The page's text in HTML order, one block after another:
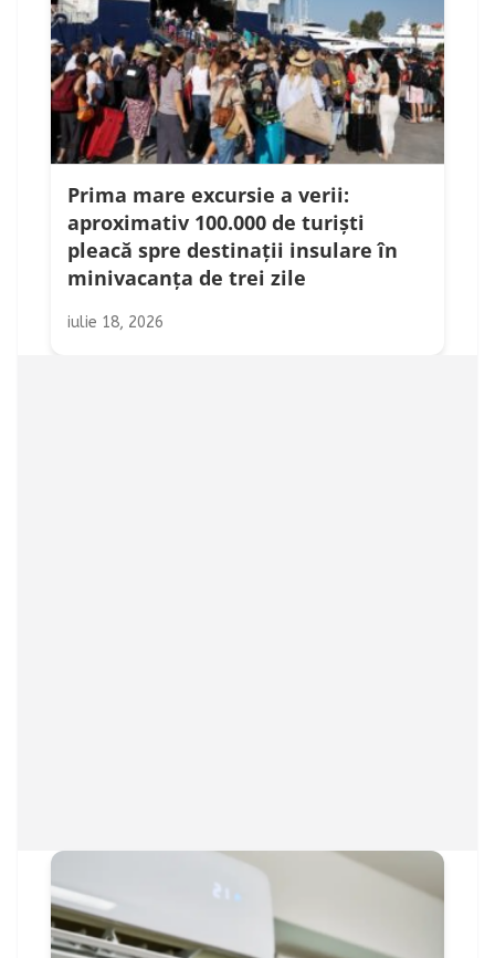
Prima mare excursie a verii:
aproximativ 100.000 de turiști
pleacă spre destinații insulare în
minivacanța de trei zile
iulie 18, 2026